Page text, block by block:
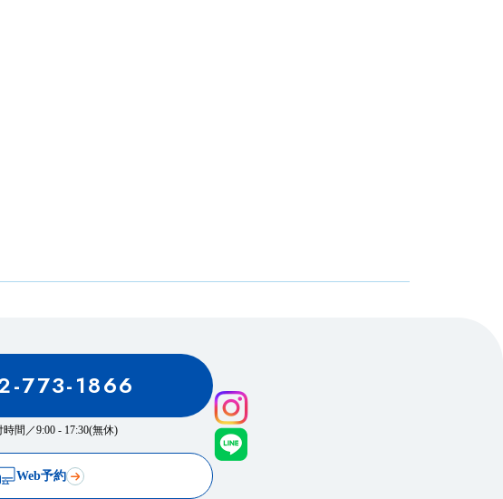
773-1866
時間／9:00 - 17:30(無休)
Web予約